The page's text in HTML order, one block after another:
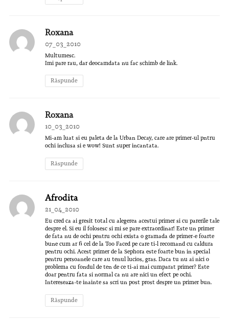
Roxana
07_03_2010
Multumesc.
Imi pare rau, dar deocamdata nu fac schimb de link.
Răspunde
Roxana
10_03_2010
Mi-am luat si eu paleta de la Urban Decay, care are primer-ul pntru
ochi inclusa si e wow! Sunt super incantata.
Răspunde
Afrodita
21_04_2010
Eu cred ca ai gresit total cu alegerea acestui primer si cu parerile tale
despre el. Si eu il folosesc si mi se pare extraordinar! Este un primer
de fata nu de ochi pentru ochi exista o gramada de primer-e foarte
bune cum ar fi cel de la Too Faced pe care ti-l recomand cu caldura
pentru ochi. Acest primer de la Sephora este foarte bun in special
pentru persoanele care au tenul lucios, gras. Daca tu nu ai nici o
problema cu fondul de ten de ce ti-ai mai cumparat primer? Este
doar pentru fata si normal ca nu are nici un efect pe ochi.
Intereseaza-te inainte sa scri un post prost despre un primer bun.
Răspunde